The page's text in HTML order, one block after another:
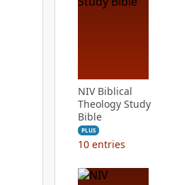
NIV Biblical
Theology Study
Bible
PLUS
10 entries